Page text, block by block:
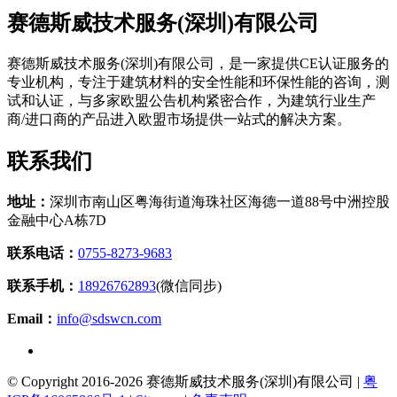
赛德斯威技术服务(深圳)有限公司
赛德斯威技术服务(深圳)有限公司，是一家提供CE认证服务的
专业机构，专注于建筑材料的安全性能和环保性能的咨询，测
试和认证，与多家欧盟公告机构紧密合作，为建筑行业生产
商/进口商的产品进入欧盟市场提供一站式的解决方案。
联系我们
地址： 深圳市南山区粤海街道海珠社区海德一道88号中洲控股
金融中心A栋7D
联系电话： 0755-8273-9683
联系手机： 18926762893(微信同步)
Email： info@sdswcn.com
© Copyright 2016-2026 赛德斯威技术服务(深圳)有限公司 | 粤